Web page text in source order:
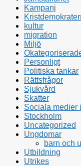
Kampanj
kultur
migration
Miljö
Personligt
Politiska tankar
Rättsfrågor
Sjukvård
Skatter
Sociala medier
Stockholm
Uncategorized
Ungdomar
barn och
Utbildning
Utrikes